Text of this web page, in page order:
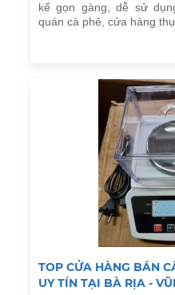
kế gọn gàng, dễ sử
quán cà phê, cửa hàng
TOP CỬA HÀNG BÁN
UY TÍN TẠI BÀ RỊA -